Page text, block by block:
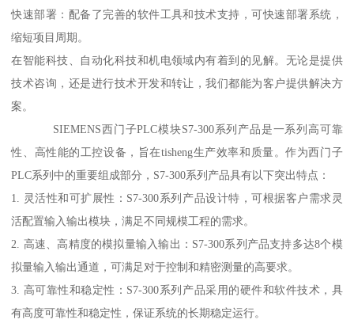
快速部署：配备了完善的软件工具和技术支持，可快速部署系统，
缩短项目周期。
在智能科技、自动化科技和机电领域内有着到的见解。无论是提供
技术咨询，还是进行技术开发和转让，我们都能为客户提供解决方
案。
SIEMENS西门子PLC模块S7-300系列产品是一系列高可靠
性、高性能的工控设备，旨在tisheng生产效率和质量。作为西门子
PLC系列中的重要组成部分，S7-300系列产品具有以下突出特点：
1. 灵活性和可扩展性：S7-300系列产品设计特，可根据客户需求灵
活配置输入输出模块，满足不同规模工程的需求。
2. 高速、高精度的模拟量输入输出：S7-300系列产品支持多达8个模
拟量输入输出通道，可满足对于控制和精密测量的高要求。
3. 高可靠性和稳定性：S7-300系列产品采用的硬件和软件技术，具
有高度可靠性和稳定性，保证系统的长期稳定运行。